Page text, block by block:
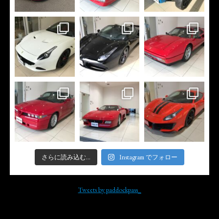
さらに読み込む... Instagram でフォロー
Tweets by paddockpass_